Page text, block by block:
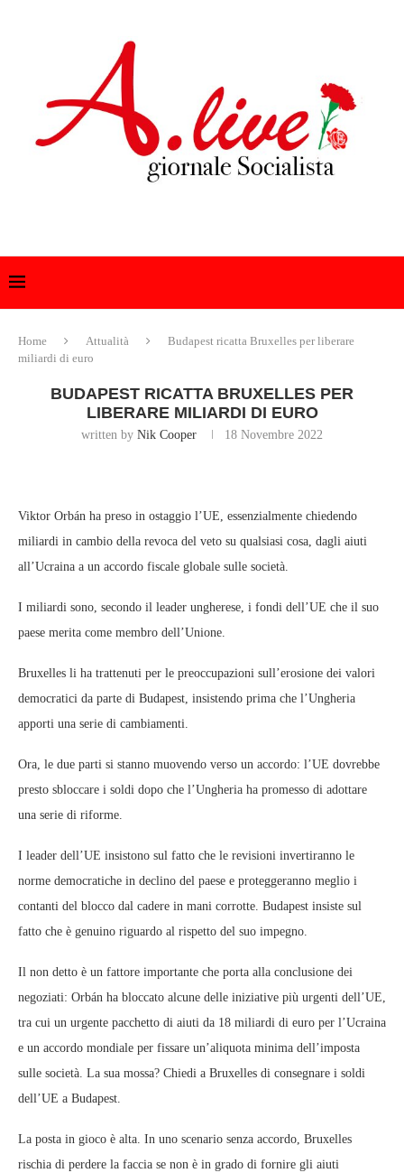
Home Attualità
Budapest ricatta Bruxelles per liberare
miliardi di euro
BUDAPEST RICATTA BRUXELLES PER
LIBERARE MILIARDI DI EURO
written by Nik Cooper 18 Novembre 2022
Viktor Orbán ha preso in ostaggio l’UE, essenzialmente chiedendo
miliardi in cambio della revoca del veto su qualsiasi cosa, dagli aiuti
all’Ucraina a un accordo fiscale globale sulle società.
I miliardi sono, secondo il leader ungherese, i fondi dell’UE che il suo
paese merita come membro dell’Unione.
Bruxelles li ha trattenuti per le preoccupazioni sull’erosione dei valori
democratici da parte di Budapest, insistendo prima che l’Ungheria
apporti una serie di cambiamenti.
Ora, le due parti si stanno muovendo verso un accordo: l’UE dovrebbe
presto sbloccare i soldi dopo che l’Ungheria ha promesso di adottare
una serie di riforme.
I leader dell’UE insistono sul fatto che le revisioni invertiranno le
norme democratiche in declino del paese e proteggeranno meglio i
contanti del blocco dal cadere in mani corrotte. Budapest insiste sul
fatto che è genuino riguardo al rispetto del suo impegno.
Il non detto è un fattore importante che porta alla conclusione dei
negoziati: Orbán ha bloccato alcune delle iniziative più urgenti dell’UE,
tra cui un urgente pacchetto di aiuti da 18 miliardi di euro per l’Ucraina
e un accordo mondiale per fissare un’aliquota minima dell’imposta
sulle società. La sua mossa? Chiedi a Bruxelles di consegnare i soldi
dell’UE a Budapest.
La posta in gioco è alta. In uno scenario senza accordo, Bruxelles
rischia di perdere la faccia se non è in grado di fornire gli aiuti